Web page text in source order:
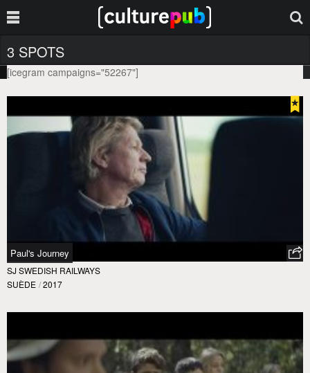
3 SPOTS
[icegram campaigns="52267"]
Paul's Journey
SJ SWEDISH RAILWAYS
SUÈDE / 2017